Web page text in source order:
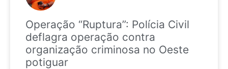
Operação “Ruptura”: Polícia Civil
deflagra operação contra
organização criminosa no Oeste
potiguar